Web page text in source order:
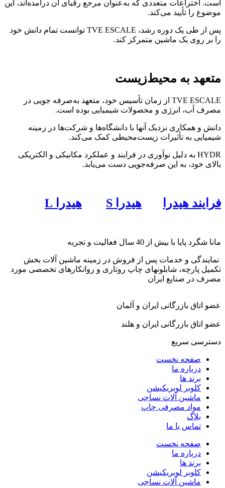
است. اختراعات متعددی که به‌عنوان مرجع رقبای آن درآمده‌اند، این
موضوع را تأیید می‌کند.
پس از طی یک دوره رشد، TVE ESCALE توانست تمام دانش خود
را بر روی یک ماشین متمرکز کند.
متعهد به محیط‌‌‌زیست
TVE ESCALE از زمان تأسیس خود، متعهد به‌صرفه جویی در
مصرف آب، انرژی و محصولات شیمیایی بوده است.
دانش و همکاری نزدیک آنها با دانشگاه‌ها و شرکت‌ها در زمینه
شیمیایی به تأثیرات زیست‌محیطی کمک می‌کند.
HYDR به دلیل نوآوری در فرایند و عملکرد مکانیکی و الکتریکی
بالای خود، به این صرفه‌جویی دست می‌یابد.
فرایند هیدرا هیدرا S هیدرا L
مانا شگرد پایا با بیش از 40 سال فعالیت و تجربه
نمایندگی و خدمات پس از فروش در زمینه ماشین آلات بخش
تکمیل پارچه، شابلونهای چاپ روتاری و روانکارهای تخصصی مورد
مصرف در صنایع ایران
عضو اتاق بازرگانی ایران و آلمان
عضو اتاق بازرگانی ایران و هلند
دسترسی سریع
صفحه نخست
درباره ما
برند ها
کلوبر لوبریکیشن
ماشین آلات نساجی
مواد مصرفی چاپ
بلاگ
تماس با ما
صفحه نخست
درباره ما
برند ها
کلوبر لوبریکیشن
ماشین آلات نساجی